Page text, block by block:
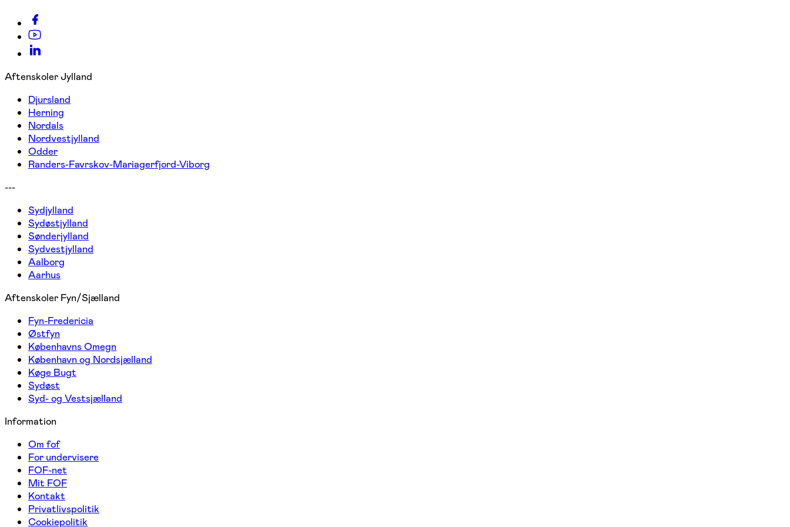
Aftenskoler Jylland
Djursland
Herning
Nordals
Nordvestjylland
Odder
Randers-Favrskov-Mariagerfjord-Viborg
---
Sydjylland
Sydøstjylland
Sønderjylland
Sydvestjylland
Aalborg
Aarhus
Aftenskoler Fyn/Sjælland
Fyn-Fredericia
Østfyn
Københavns Omegn
København og Nordsjælland
Køge Bugt
Sydøst
Syd- og Vestsjælland
Information
Om fof
For undervisere
FOF-net
Mit FOF
Kontakt
Privatlivspolitik
Cookiepolitik